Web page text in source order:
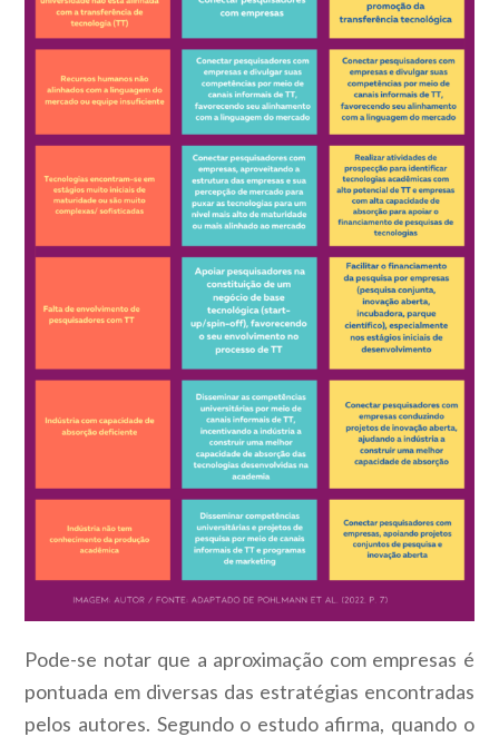
Pode-se notar que a aproximação com empresas é
pontuada em diversas das estratégias encontradas
pelos autores. Segundo o estudo afirma, quando o